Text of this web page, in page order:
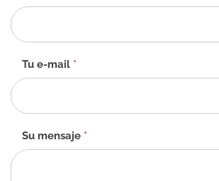
de
contacto
-
Tu e-mail *
Su mensaje *